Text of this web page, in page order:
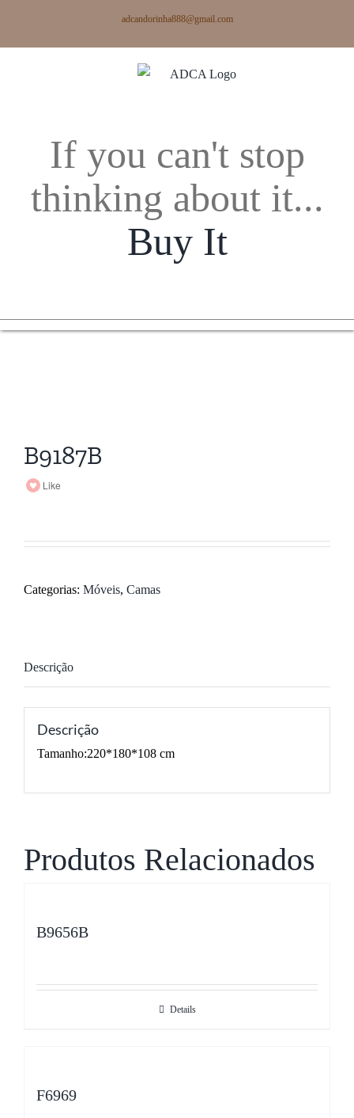
adcandorinha888@gmail.com
If you can't stop
thinking about it...
Buy It
B9187B
Like
Categorias: Móveis, Camas
Descrição
Descrição
Tamanho:220*180*108 cm
Produtos Relacionados
B9656B
Details
F6969